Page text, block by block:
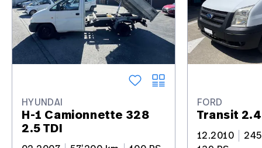
HYUNDAI
H-1 Camionnette 328
2.5 TDI
FORD
Transit
12.2010